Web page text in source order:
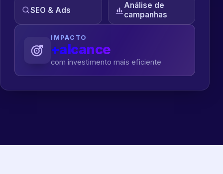
SEO & Ads
Análise de
campanhas
IMPACTO
+alcance
com investimento mais eficiente